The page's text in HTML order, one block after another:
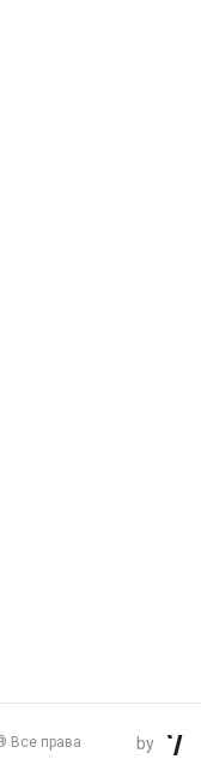
Все права
by 